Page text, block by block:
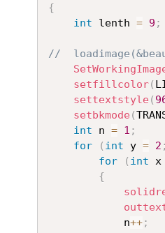
{
int lenth = 9 ;
//
setfillcolor(
settextstyle(
setbkmode(
int n = 1 ;
for
( int y = 2 ;
for
( int x
{
			n
++;